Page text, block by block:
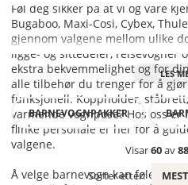
Føl deg sikker på at vi og våre
Bugaboo, Maxi-Cosi, Cybex,
gjennom valgene mellom ulike
ligge- og sittedeler, reisevogner
ekstra bekvemmelighet og for
alle tilbehør du trenger for å
funksjonell. Koppholder,
varmende vognpose? Hos oss
flinke personale er her for å
valgene.
Å velge barnevogn kan føles
BARNEVOGNPAKKER
Visar60av
Sorter etter: